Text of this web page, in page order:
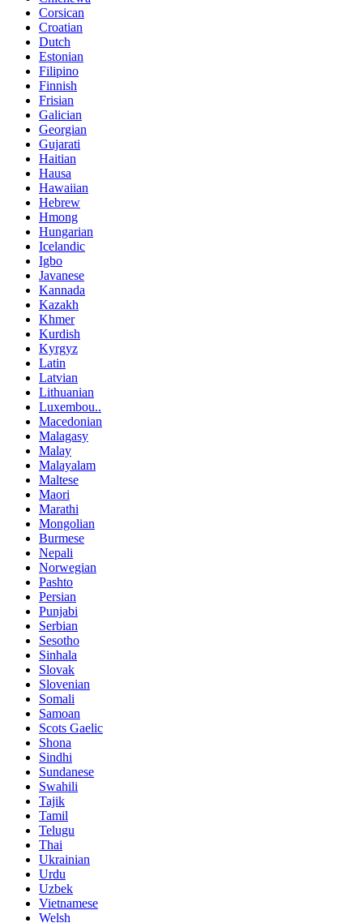
Corsican
Croatian
Dutch
Estonian
Filipino
Finnish
Frisian
Galician
Georgian
Gujarati
Haitian
Hausa
Hawaiian
Hebrew
Hmong
Hungarian
Icelandic
Igbo
Javanese
Kannada
Kazakh
Khmer
Kurdish
Kyrgyz
Latin
Latvian
Lithuanian
Luxembou..
Macedonian
Malagasy
Malay
Malayalam
Maltese
Maori
Marathi
Mongolian
Burmese
Nepali
Norwegian
Pashto
Persian
Punjabi
Serbian
Sesotho
Sinhala
Slovak
Slovenian
Somali
Samoan
Scots Gaelic
Shona
Sindhi
Sundanese
Swahili
Tajik
Tamil
Telugu
Thai
Ukrainian
Urdu
Uzbek
Vietnamese
Welsh